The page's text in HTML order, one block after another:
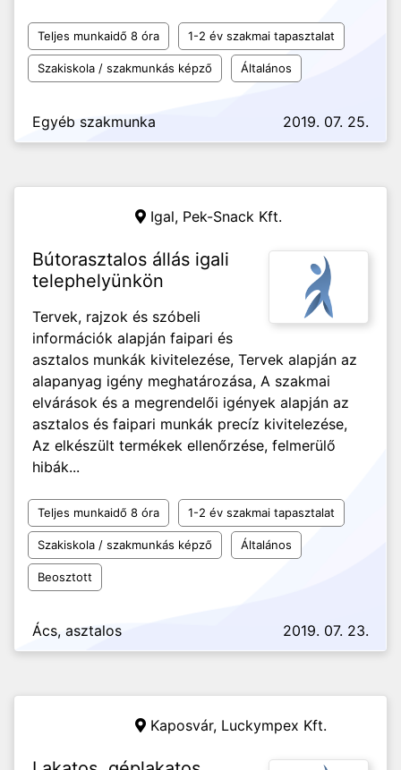
Teljes munkaidő 8 óra 1-2 év szakmai tapasztalat
Szakiskola / szakmunkás képző Általános
Egyéb szakmunka 2019. 07. 25.
Igal, Pek-Snack Kft.
Bútorasztalos állás igali
telephelyünkön
Tervek, rajzok és szóbeli
információk alapján faipari és
asztalos munkák kivitelezése, Tervek alapján az
alapanyag igény meghatározása, A szakmai
elvárások és a megrendelői igények alapján az
asztalos és faipari munkák precíz kivitelezése,
Az elkészült termékek ellenőrzése, felmerülő
hibák...
Teljes munkaidő 8 óra 1-2 év szakmai tapasztalat
Szakiskola / szakmunkás képző Általános
Beosztott
Ács, asztalos 2019. 07. 23.
Kaposvár, Luckympex Kft.